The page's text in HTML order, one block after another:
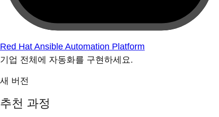
Red Hat Ansible Automation Platform
기업 전체에 자동화를 구현하세요.
새 버전
추천 과정